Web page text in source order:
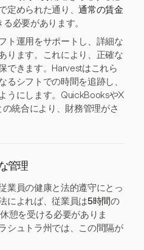
定められた通り、通常の賃金
必要があります。
ト運用をサポートし、詳細な
ります。これにより、正確な
できます。Harvestはこれら
るシフトでの時間を追跡し、
うにします。QuickBooksやX
統合により、財務管理がさ
管理
業員の健康と法的遵守にとっ
によれば、従業員は5時間の
憩を受ける必要がありま
シュトラ州では、この間隔が